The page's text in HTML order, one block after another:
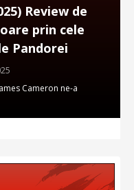
Review de
prin cele
Pandorei
Cameron ne-a